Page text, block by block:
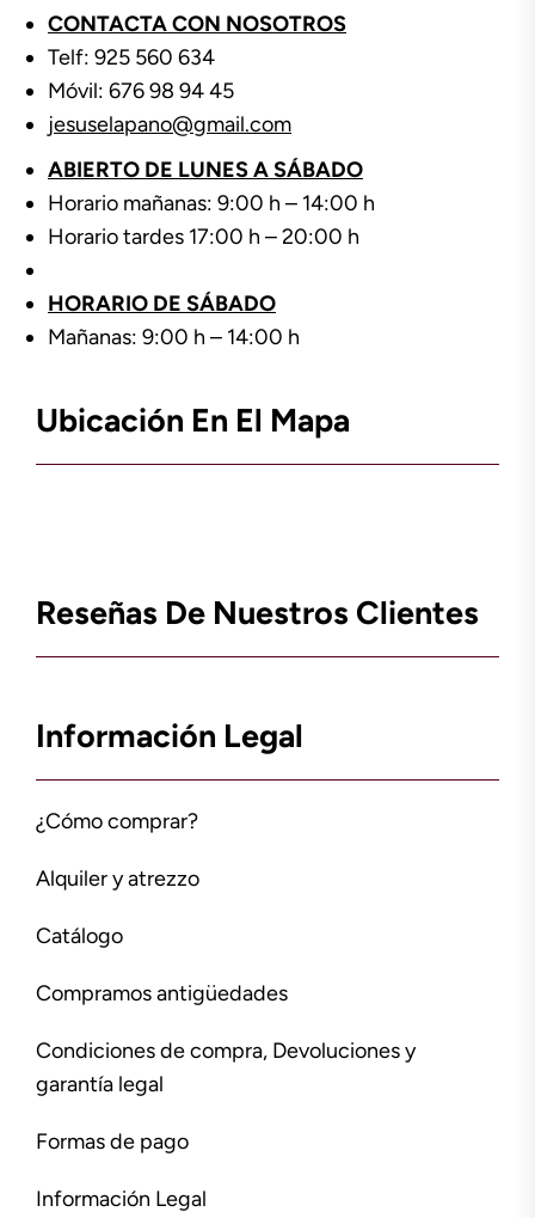
CONTACTA CON NOSOTROS
Telf: 925 560 634
Móvil: 676 98 94 45
jesuselapano@gmail.com
ABIERTO DE LUNES A SÁBADO
Horario mañanas: 9:00 h – 14:00 h
Horario tardes 17:00 h – 20:00 h
HORARIO DE SÁBADO
Mañanas: 9:00 h – 14:00 h
Ubicación En El Mapa
Reseñas De Nuestros Clientes
Información Legal
¿Cómo comprar?
Alquiler y atrezzo
Catálogo
Compramos antigüedades
Condiciones de compra, Devoluciones y
garantía legal
Formas de pago
Información Legal